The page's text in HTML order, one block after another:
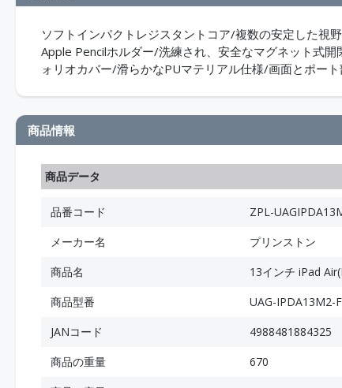
ソフトインパクトレジスタントコア/複数の安定した視
Apple Pencilホルダー/洗練され、安全なマグネット式
ォリオカバー/滑らかなPUマテリアル仕様/画面とポー
商品情報
商品データ
品番コード
ZPL-
メーカー名
プリンストン
商品名
13インチ iPad
商品型番
UAG-IPDA13M2-
JANコード
4988481884325
商品の重量
670